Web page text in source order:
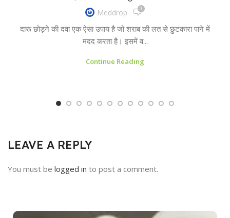
Meddrop 0
दारू छोड़ने की दवा एक ऐसा उपाय है जो शराब की लत से छुटकारा पाने में
मदद करता है। इसमें व...
Continue Reading
LEAVE A REPLY
You must be logged in to post a comment.